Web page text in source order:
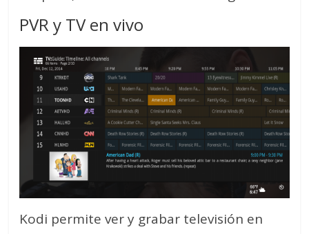
PVR y TV en vivo
Kodi permite ver y grabar televisión en